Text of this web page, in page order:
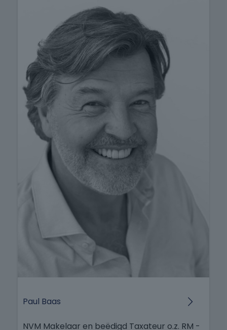
Paul Baas
NVM Makelaar en beëdigd Taxateur o.z. RM -